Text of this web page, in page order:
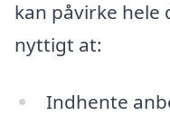
kan påvirke
nyttigt at:
Indhente